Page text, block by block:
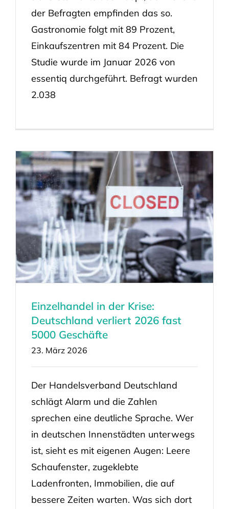
der Befragten empfinden das so.
Gastronomie folgt mit 89 Prozent,
Einkaufszentren mit 84 Prozent. Die
Studie wurde im Januar 2026 von
essentiq durchgeführt. Befragt wurden
2.038
Einzelhandel in der Krise:
Deutschland verliert 2026 fast
5000 Geschäfte
23. März 2026
Der Handelsverband Deutschland
schlägt Alarm und die Zahlen
sprechen eine deutliche Sprache. Wer
in deutschen Innenstädten unterwegs
ist, sieht es mit eigenen Augen: Leere
Schaufenster, zugeklebte
Ladenfronten, Immobilien, die auf
bessere Zeiten warten. Was sich dort